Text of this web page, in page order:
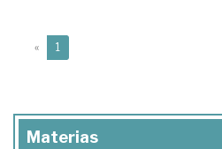
« 1
Materias